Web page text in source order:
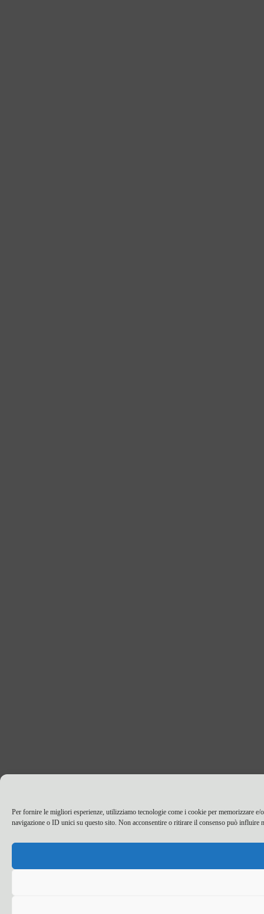
Per fornire le migliori esperienze, utilizziamo tecnologie come i cookie per memorizzare
navigazione o ID unici su questo sito. Non acconsentire o ritirare il consenso può influire